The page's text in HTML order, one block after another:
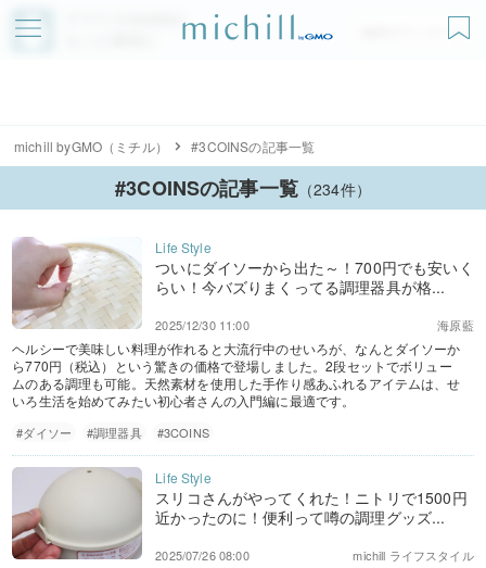
アプリでmichillが
無料ダウンロード
michill byGMO（ミチル） #3COINSの記事一覧
#3COINSの記事一覧（234件）
ついにダイソーから出た～！700円でも安いく
らい！今バズりまくってる調理器具が格...
海原藍
2025/12/30 11:00
ヘルシーで美味しい料理が作れると大流行中のせいろが、なんとダイソーか
ら770円（税込）という驚きの価格で登場しました。2段セットでボリュー
ムのある調理も可能。天然素材を使用した手作り感あふれるアイテムは、せ
いろ生活を始めてみたい初心者さんの入門編に最適です。
#ダイソー #調理器具 #3COINS
スリコさんがやってくれた！ニトリで1500円
近かったのに！便利って噂の調理グッズ...
michill ライフスタイル
2025/07/26 08:00